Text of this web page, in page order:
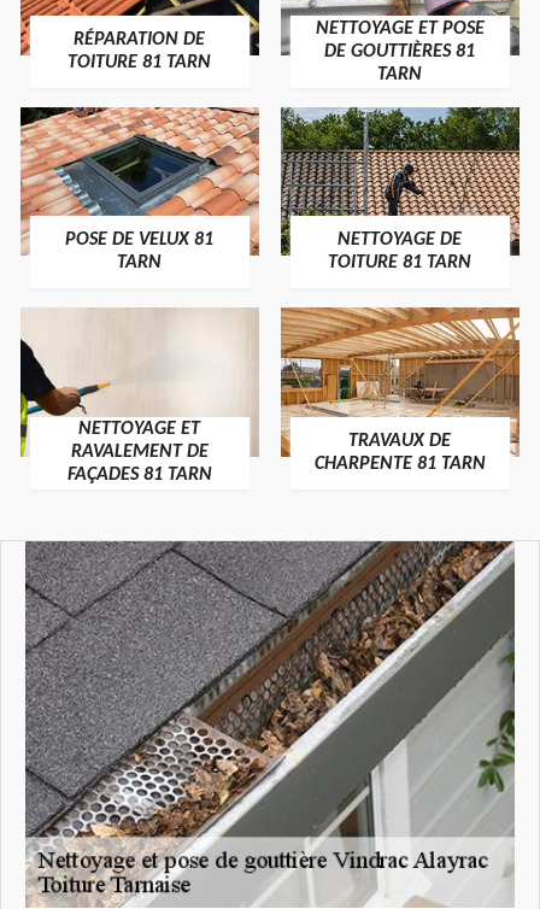
RÉPARATION DE
TOITURE 81 TARN
NETTOYAGE ET POSE
DE GOUTTIÈRES 81
TARN
POSE DE VELUX 81
TARN
NETTOYAGE DE
TOITURE 81 TARN
NETTOYAGE ET
RAVALEMENT DE
FAÇADES 81 TARN
TRAVAUX DE
CHARPENTE 81 TARN